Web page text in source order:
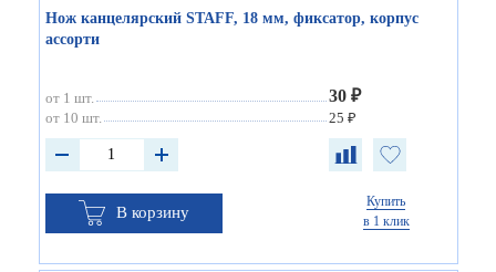
Нож канцелярский STAFF, 18 мм, фиксатор, корпус
ассорти
от 1 шт. 30 ₽
от 10 шт. 25 ₽
В корзину
Купить
в 1 клик